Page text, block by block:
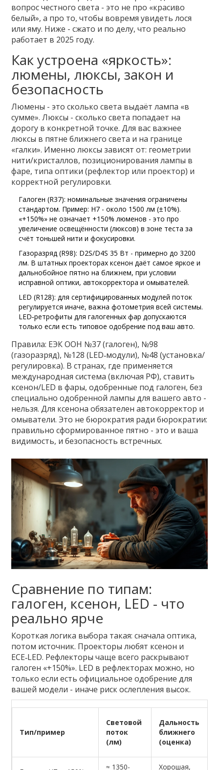
вопрос честного света - это не про «красиво
белый», а про то, чтобы вовремя увидеть лося
или яму. Ниже - сжато и по делу, что реально
работает в 2025 году.
Как устроена «яркость»:
люмены, люксы, закон и
безопасность
Люмены - это сколько света выдаёт лампа «в
сумме». Люксы - сколько света попадает на
дорогу в конкретной точке. Для вас важнее
люксы в пятне ближнего света и на границе
«галки». Именно люксы зависят от: геометрии
нити/кристаллов, позиционирования лампы в
фаре, типа оптики (рефлектор или проектор) и
корректной регулировки.
Галоген (R37): номинальные значения ограничены
стандартом. Пример: H7 - около 1500 лм (±10%).
«+150%» не означает +150% люменов - это про
увеличение освещённости (люксов) в зоне теста за
счёт тоньшей нити и фокусировки.
Газоразряд (R98): D2S/D4S 35 Вт - примерно до 3200
лм. В штатных проекторах ксенон даёт самое яркое и
дальнобойное пятно на ближнем, при условии
исправной оптики, автокорректора и омывателей.
LED (R128): для сертифицированных модулей поток
регулируется иначе, важна фотометрия всей системы.
LED‑ретрофиты для галогенных фар допускаются
только если есть типовое одобрение под ваш авто.
Правила: ЕЭК ООН №37 (галоген), №98
(газоразряд), №128 (LED‑модули), №48 (установка/
регулировка). В странах, где применяется
международная система (включая РФ), ставить
ксенон/LED в фары, одобренные под галоген, без
специально одобренной лампы для вашего авто -
нельзя. Для ксенона обязателен автокорректор и
омыватели. Это не бюрократия ради бюрократии:
правильно сформированное пятно - это и ваша
видимость, и безопасность встречных.
Сравнение по типам:
галоген, ксенон, LED - что
реально ярче
Короткая логика выбора такая: сначала оптика,
потом источник. Проекторы любят ксенон и
ECE‑LED. Рефлекторы чаще всего раскрывают
галоген «+150%». LED в рефлекторах можно, но
только если есть официальное одобрение для
вашей модели - иначе риск ослепления высок.
Тип/пример
Световой
поток
(лм)
Дальность
ближнего
(оценка)
≈ 1350- Хорошая,